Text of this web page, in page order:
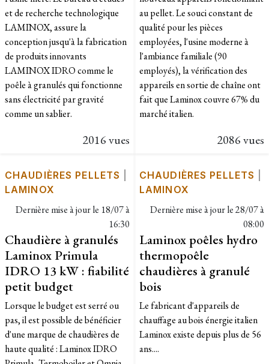
et de recherche technologique
LAMINOX, assure la
conception jusqu'à la fabrication
de produits innovants
LAMINOX IDRO comme le
poêle à granulés qui fonctionne
sans électricité par gravité
comme un sablier.
2016 vues
au pellet. Le souci constant de
qualité pour les pièces
employées, l'usine moderne à
l'ambiance familiale (90
employés), la vérification des
appareils en sortie de chaîne ont
fait que Laminox couvre 67% du
marché italien.
2086 vues
CHAUDIÈRES PELLETS
LAMINOX
Dernière mise à jour le 18/07 à
16:30
Chaudière à granulés
Laminox Primula
IDRO 13 kW : fiabilité
petit budget
Lorsque le budget est serré ou
pas, il est possible de bénéficier
d'une marque de chaudières de
haute qualité : Laminox IDRO
CHAUDIÈRES PELLETS
LAMINOX
Dernière mise à jour le28/07 à
08:00
Laminox poêles hydro
thermopoêle
chaudières à granulé
bois
Le fabricant d'appareils de
chauffage au bois énergie italien
Laminox existe depuis plus de 56
ans....